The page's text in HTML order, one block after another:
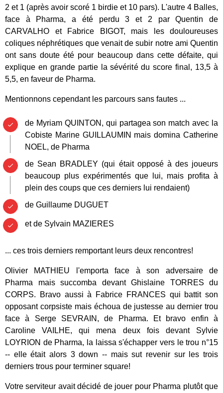
2 et 1 (après avoir scoré 1 birdie et 10 pars). L'autre 4 Balles,
face à Pharma, a été perdu 3 et 2 par Quentin de
CARVALHO et Fabrice BIGOT, mais les douloureuses
coliques néphrétiques que venait de subir notre ami Quentin
ont sans doute été pour beaucoup dans cette défaite, qui
explique en grande partie la sévérité du score final, 13,5 à
5,5, en faveur de Pharma.
Mentionnons cependant les parcours sans fautes ...
de Myriam QUINTON, qui partagea son match avec la
Cobiste Marine GUILLAUMIN mais domina Catherine
NOEL, de Pharma
de Sean BRADLEY (qui était opposé à des joueurs
beaucoup plus expérimentés que lui, mais profita à
plein des coups que ces derniers lui rendaient)
de Guillaume DUGUET
et de Sylvain MAZIERES
... ces trois derniers remportant leurs deux rencontres!
Olivier MATHIEU l'emporta face à son adversaire de
Pharma mais succomba devant Ghislaine TORRES du
CORPS. Bravo aussi à Fabrice FRANCES qui battit son
opposant corpsiste mais échoua de justesse au dernier trou
face à Serge SEVRAIN, de Pharma. Et bravo enfin à
Caroline VAILHE, qui mena deux fois devant Sylvie
LOYRION de Pharma, la laissa s'échapper vers le trou n°15
-- elle était alors 3 down -- mais sut revenir sur les trois
derniers trous pour terminer square!
Votre serviteur avait décidé de jouer pour Pharma plutôt que